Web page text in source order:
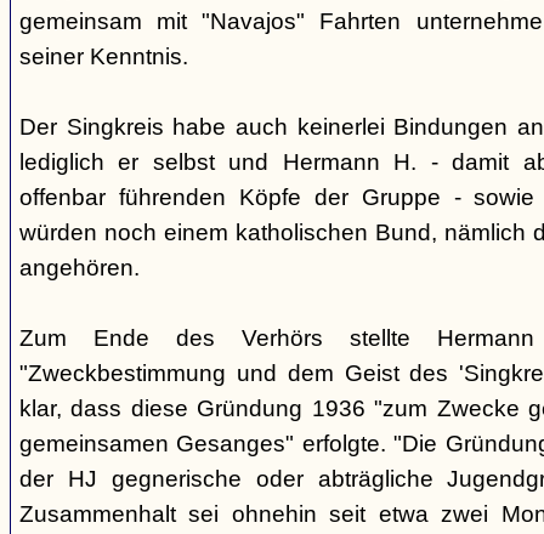
gemeinsam mit "Navajos" Fahrten
seiner Kenntnis.
Der Singkreis habe auch keinerlei Bindungen
lediglich er selbst und Hermann H. - damit
offenbar führenden Köpfe der Gruppe -
würden noch einem katholischen Bund, nämlich
angehören.
Zum Ende des Verhörs stellte
"Zweckbestimmung und dem Geist des
klar, dass diese Gründung 1936 "zum Zwecke
gemeinsamen Gesanges" erfolgte. "Die
der HJ gegnerische oder abträgliche
Zusammenhalt sei ohnehin seit etwa zwei